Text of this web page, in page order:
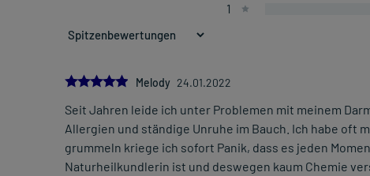
1
5.0
Melody 24.01.2022
Seit Jahren leide ich unter Problemen mit meinem
Allergien und ständige Unruhe im Bauch. Ich habe oft
grummeln kriege ich sofort Panik, dass es jeden
Naturheilkundlerin ist und deswegen kaum Chemie